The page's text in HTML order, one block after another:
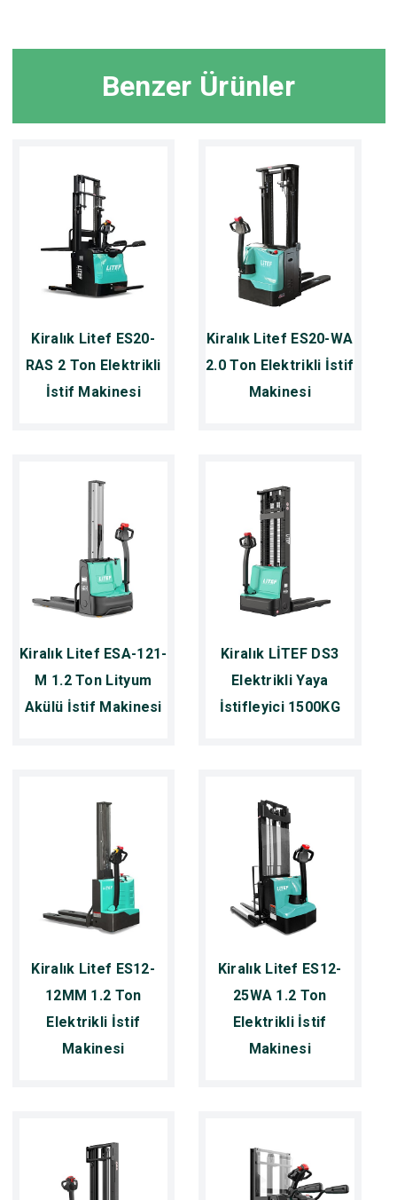
Benzer Ürünler
Kiralık Litef ES20-
RAS 2 Ton Elektrikli
İstif Makinesi
Kiralık Litef ES20-WA
2.0 Ton Elektrikli İstif
Makinesi
Kiralık Litef ESA-121-
M 1.2 Ton Lityum
Akülü İstif Makinesi
Kiralık LİTEF DS3
Elektrikli Yaya
İstifleyici 1500KG
Kiralık Litef ES12-
12MM 1.2 Ton
Elektrikli İstif
Makinesi
Kiralık Litef ES12-
25WA 1.2 Ton
Elektrikli İstif
Makinesi